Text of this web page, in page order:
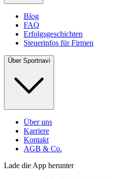
Blog
FAQ
Erfolgsgeschichten
Steuerinfos für Firmen
Über Sportnavi
Über uns
Karriere
Kontakt
AGB & Co.
Lade die App herunter